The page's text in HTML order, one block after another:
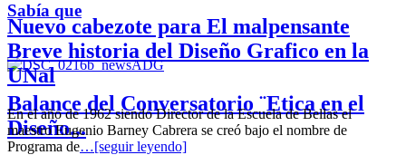
Nuevo cabezote para El malpensante
Balance del Conversatorio ¨Etica en el
Diseño...
Sabía que
Breve historia del Diseño Grafico en la
UNal
En el año de 1962 siendo Director de la Escuela de Bellas el
maestro Eugenio Barney Cabrera se creó bajo el nombre de
Programa de…[seguir leyendo]